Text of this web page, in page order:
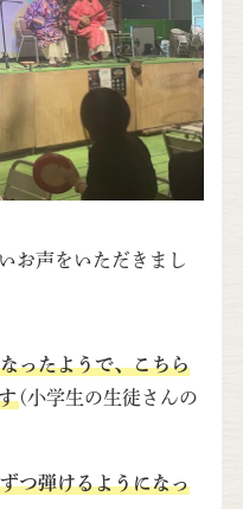
お声をいただきまし
ったようで、こちら
(小学生の生徒さんの
つ弾けるようになっ